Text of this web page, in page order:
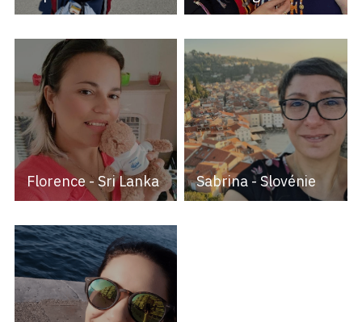
Florence - Sri Lanka Sabrina - Slovénie